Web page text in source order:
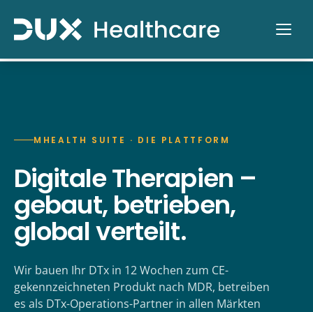
MHEALTH SUITE · DIE PLATTFORM
Digitale Therapien –
gebaut, betrieben,
global verteilt.
Wir bauen Ihr DTx in 12 Wochen zum CE-
gekennzeichneten Produkt nach MDR, betreiben
es als DTx-Operations-Partner in allen Märkten